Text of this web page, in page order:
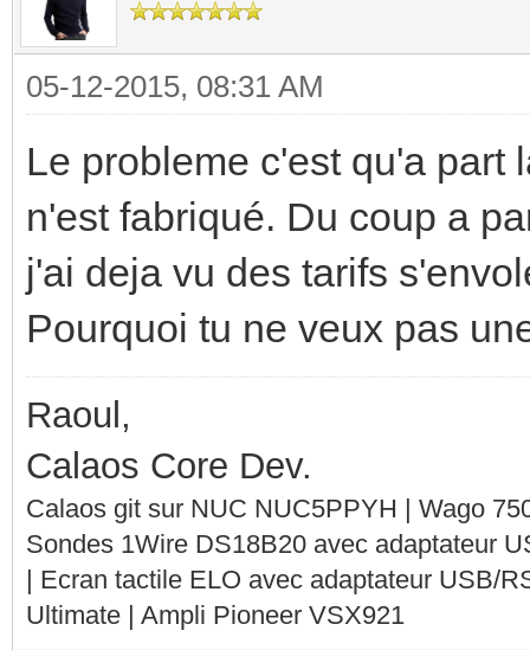
05-12-2015, 08:31 AM
Le probleme c'est qu'a part
n'est fabriqué. Du coup a
j'ai deja vu des tarifs
Pourquoi tu ne veux pas
Raoul,
Calaos Core Dev.
Calaos git sur NUC NUC5PPYH | Wago
Sondes 1Wire DS18B20 avec adaptateur
| Ecran tactile ELO avec adaptateur USB/
Ultimate | Ampli Pioneer VSX921